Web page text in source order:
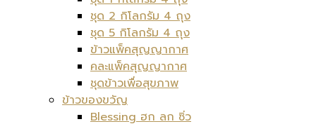
ชุด 2 กิโลกรัม 4 ถุง
ชุด 5 กิโลกรัม 4 ถุง
ข้าวแพ็คสุญญากาศ
คละแพ็คสุญญากาศ
ชุดข้าวเพื่อสุขภาพ
ข้าวของขวัญ
Blessing ฮก ลก ซิ่ว